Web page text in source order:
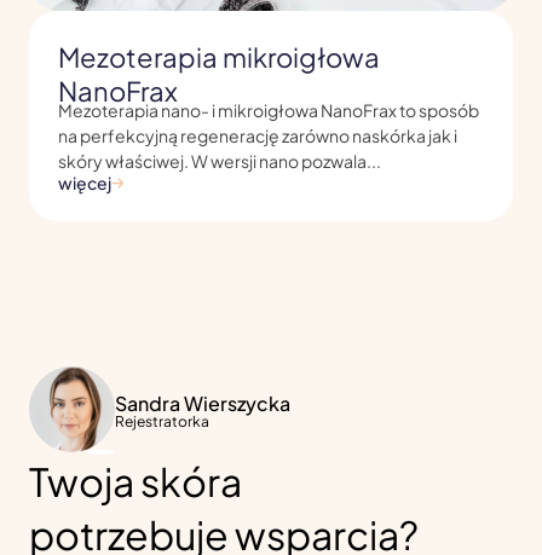
Mezoterapia mikroigłowa
NanoFrax
Mezoterapia nano- i mikroigłowa NanoFrax to sposób
na perfekcyjną regenerację zarówno naskórka jak i
skóry właściwej. W wersji nano pozwala...
więcej
Sandra Wierszycka
Rejestratorka
Twoja skóra
potrzebuje wsparcia?